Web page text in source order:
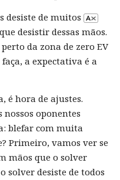
desiste de muitos
desistir dessas mãos.
da zona de zero EV
a expectativa é a
é hora de ajustes.
nossos oponentes
blefar com muita
Primeiro, vamos ver se
mãos que o solver
solver desiste de todos